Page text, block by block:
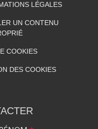
LÉGALES
UN CONTENU
COOKIES
DES COOKIES